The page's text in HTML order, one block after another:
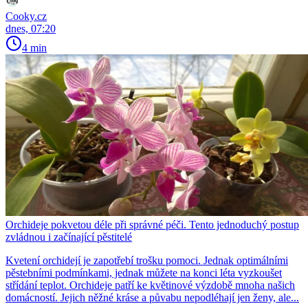
Cooky.cz
dnes, 07:20
4 min
Orchideje pokvetou déle při správné péči. Tento jednoduchý postup
zvládnou i začínající pěstitelé
Kvetení orchidejí je zapotřebí trošku pomoci. Jednak optimálními
pěstebními podmínkami, jednak můžete na konci léta vyzkoušet
střídání teplot. Orchideje patří ke květinové výzdobě mnoha našich
domácností. Jejich něžné kráse a půvabu nepodléhají jen ženy, ale...